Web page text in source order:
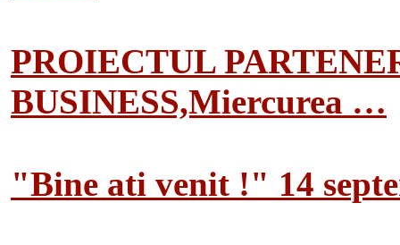
PROIECTUL
BUSINESS,Miercurea …
"Bine ati venit !" 14